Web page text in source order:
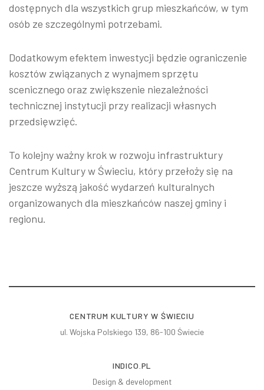
dostępnych dla wszystkich grup mieszkańców, w tym
osób ze szczególnymi potrzebami.
Dodatkowym efektem inwestycji będzie ograniczenie
kosztów związanych z wynajmem sprzętu
scenicznego oraz zwiększenie niezależności
technicznej instytucji przy realizacji własnych
przedsięwzięć.
To kolejny ważny krok w rozwoju infrastruktury
Centrum Kultury w Świeciu, który przełoży się na
jeszcze wyższą jakość wydarzeń kulturalnych
organizowanych dla mieszkańców naszej gminy i
regionu.
CENTRUM KULTURY W ŚWIECIU
ul. Wojska Polskiego 139, 86-100 Świecie
INDICO.PL
Design & development